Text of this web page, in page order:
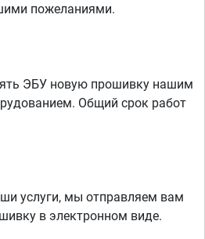
пожеланиями.
ЭБУ новую прошивку нашим
Общий срок работ
услуги, мы отправляем вам
в электронном виде.